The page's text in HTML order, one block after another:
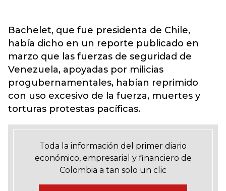
Bachelet, que fue presidenta de Chile,
había dicho en un reporte publicado en
marzo que las fuerzas de seguridad de
Venezuela, apoyadas por milicias
progubernamentales, habían reprimido
con uso excesivo de la fuerza, muertes y
torturas protestas pacíficas.
Toda la información del primer diario
económico, empresarial y financiero de
Colombia a tan solo un clic